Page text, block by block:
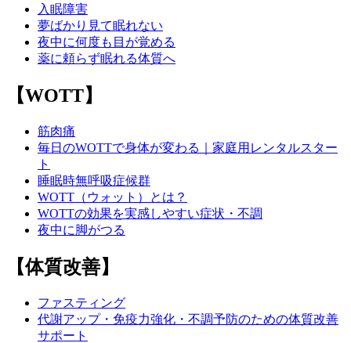
入眠障害
夢ばかり見て眠れない
夜中に何度も目が覚める
薬に頼らず眠れる体質へ
【WOTT】
筋肉痛
毎日のWOTTで身体が変わる｜家庭用レンタルスター
ト
睡眠時無呼吸症候群
WOTT（ウォット）とは？
WOTTの効果を実感しやすい症状・不調
夜中に脚がつる
【体質改善】
ファスティング
代謝アップ・免疫力強化・不調予防のための体質改善
サポート